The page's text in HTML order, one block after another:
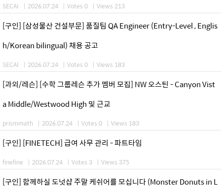
SECAI | 2026.07.24 | Votes 0 | Views 213
[구인] [삼성물산 건설부문] 품질팀 QA Engineer (Entry-Level , Englis
h/Korean bilingual) 채용 공고
SECAI | 2026.07.24 | Votes 0 | Views 183
[과외/레슨] [수학 그룹레슨 추가 멤버 모집] NW 오스틴 - Canyon Vist
a Middle/Westwood High 및 근교
prismmath | 2026.07.24 | Votes 0 | Views 183
[구인] [FINETECH] 급여 사무 관리 - 파트타임
finefine | 2026.07.24 | Votes 3 | Views 375
[구인] 함께하실 도넛샵 주말 케쉬어를 모십니다 (Monster Donuts in L